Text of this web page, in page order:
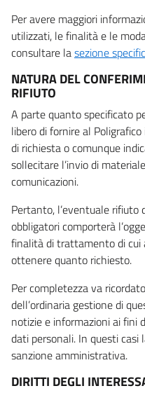
Per avere maggiori
utilizzati, le finalità e le
consultare lasezione
NATURA DEL
RIFIUTO
A parte quanto specificato
libero di fornire al
di richiesta o comunque
sollecitare l’invio di
comunicazioni.
Pertanto, l’eventuale
obbligatori comporterà
finalità di trattamento di cui
ottenere quanto richiesto.
Per completezza va
dell’ordinaria gestione di
notizie e informazioni ai
dati personali. In questi casi
sanzione amministrativa.
DIRITTI DEGLI